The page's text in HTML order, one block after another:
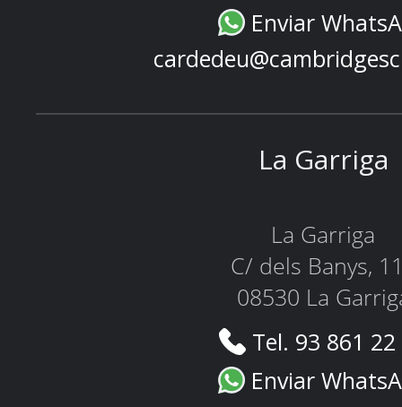
Enviar
La Garriga
La Garriga
C/ dels Banys,
08530 La
Tel. 93 861
Enviar